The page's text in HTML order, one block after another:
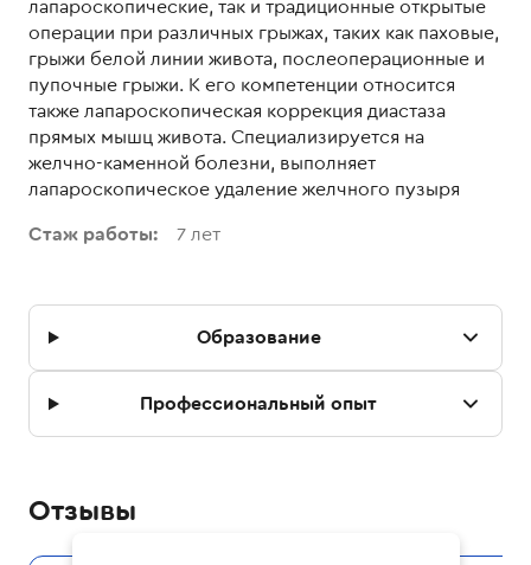
лапароскопические, так и традиционные открытые
операции при различных грыжах, таких как паховые,
грыжи белой линии живота, послеоперационные и
пупочные грыжи. К его компетенции относится
также лапароскопическая коррекция диастаза
прямых мышц живота. Специализируется на
желчно-каменной болезни, выполняет
лапароскопическое удаление желчного пузыря
Стаж работы:
7лет
Образование
Профессиональный опыт
Отзывы